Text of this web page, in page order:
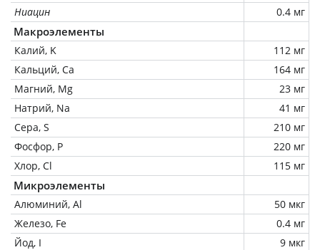
Ниацин
0.4 мг
Макроэлементы
Калий, K
112 мг
Кальций, Ca
164 мг
Магний, Mg
23 мг
Натрий, Na
41 мг
Сера, S
210 мг
Фосфор, P
220 мг
Хлор, Cl
115 мг
Микроэлементы
Алюминий, Al
50 мкг
Железо, Fe
0.4 мг
Йод, I
9 мкг